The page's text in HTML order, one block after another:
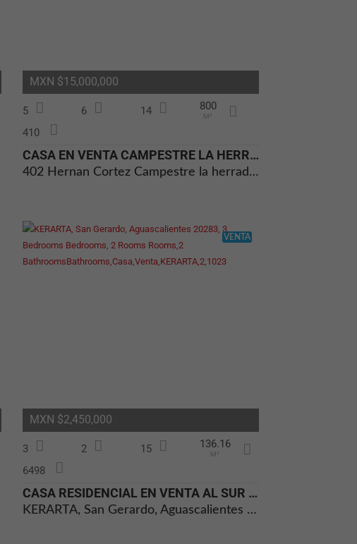
CASA EN VENTA CAMPESTRE LA HERRADURA NORTE DE AGUASCALIENTES
402 Hernan Cortez Campestre la herradura
5 6 14 800
M²
410
MXN $15,000,000
VENTA
CASA RESIDENCIAL EN VENTA AL SUR DE AGUASCALIENTES NISSAN 1
KERARTA, San Gerardo, Aguascalientes 20283
3 2 15 136.16
M²
6498
MXN $2,450,000